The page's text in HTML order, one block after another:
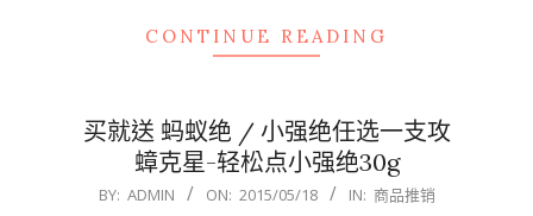
CONTINUE READING
买就送 蚂蚁绝 / 小强绝任选一支攻
蟑克星-轻松点小强绝30g
2015-
BY: ADMIN ON: 2015/05/18 IN: 商品推销